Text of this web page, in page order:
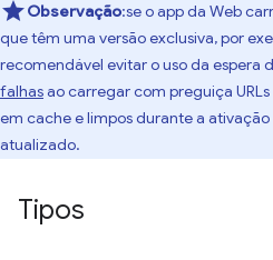
Observação:se o app da Web
que têm uma versão exclusiva, por
recomendável evitar o uso da espera
falhasao carregar com preguiça
em cache e limpos durante a
atualizado.
Tipos